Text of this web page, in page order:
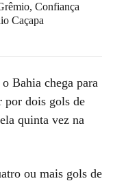
Confiança
Caçapa
Bahia chega para
por dois gols de
quinta vez na
ou mais gols de